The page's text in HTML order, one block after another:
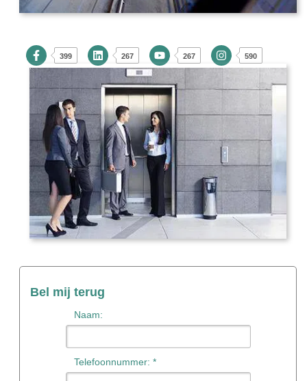
399 267 267 590
Bel mij terug
Naam:
Telefoonnummer: *